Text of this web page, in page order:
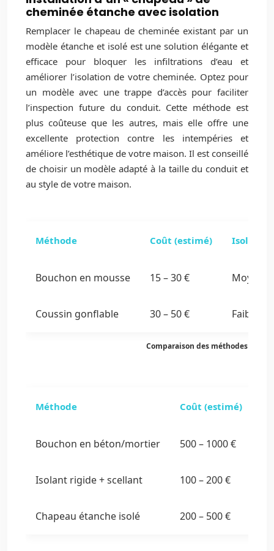
cheminée étanche avec isolation
Remplacer le chapeau de cheminée existant par un
modèle étanche et isolé est une solution élégante et
efficace pour bloquer les infiltrations d’eau et
améliorer l’isolation de votre cheminée. Optez pour
un modèle avec une trappe d’accès pour faciliter
l’inspection future du conduit. Cette méthode est
plus coûteuse que les autres, mais elle offre une
excellente protection contre les intempéries et
améliore l’esthétique de votre maison. Il est conseillé
de choisir un modèle adapté à la taille du conduit et
au style de votre maison.
Comparaison des méthodes
Méthode Coût (estimé)
Bouchon en mousse 15 – 30 €
Coussin gonflable 30 – 50 € Faible
Méthode Coût (estimé)
Bouchon en béton/mortier 500 – 1000 €
Isolant rigide + scellant 100 – 200 €
Chapeau étanche isolé 200 – 500 €